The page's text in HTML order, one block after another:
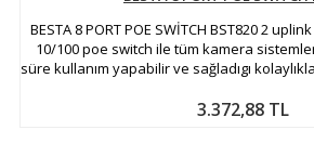
BESTA 8 PORT POE SWİTCH BST820 2
10/100 poe switch ile tüm kamera
süre kullanım yapabilir ve sağladıgı
3.372,88 TL